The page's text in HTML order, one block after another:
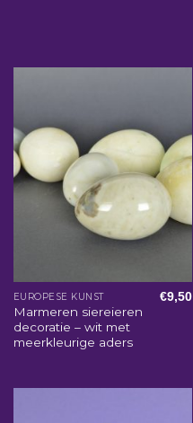
EUROPESE KUNST
Marmeren siereieren
decoratie – wit met
meerkleurige aders
€9,50